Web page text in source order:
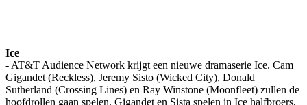
Ice
- AT&T Audience Network krijgt een nieuwe dramaserie Ice. Cam
Gigandet (Reckless), Jeremy Sisto (Wicked City), Donald
Sutherland (Crossing Lines) en Ray Winstone (Moonfleet) zullen de
hoofdrollen gaan spelen. Gigandet en Sista spelen in Ice halfbroers,